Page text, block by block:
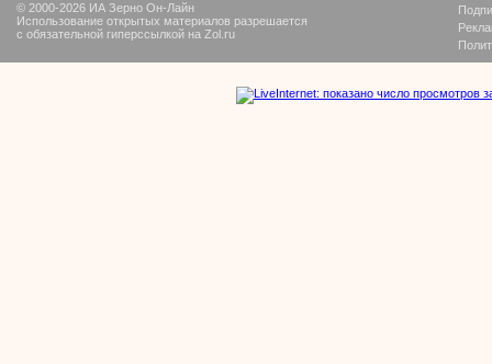
© 2000-2026 ИА Зерно Он-Лайн
Использование открытых материалов разрешается
с обязательной гиперссылкой на Zol.ru